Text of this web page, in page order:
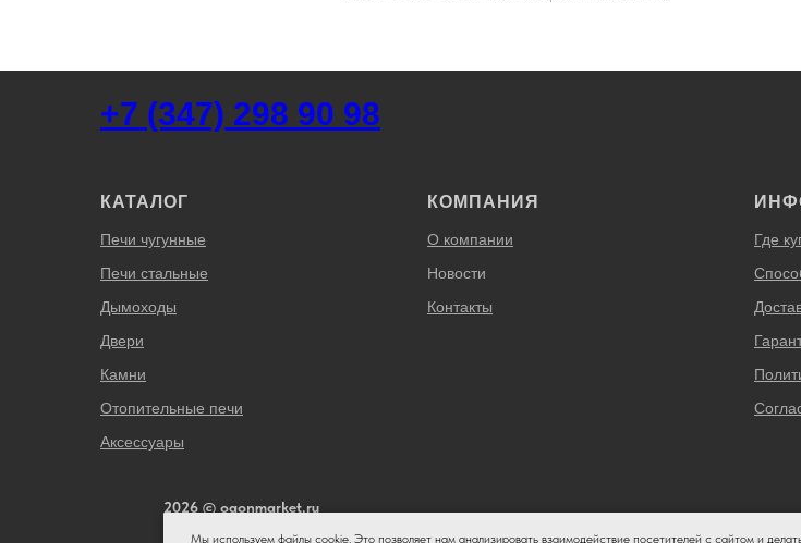
Мы используем файлы cookie. Это позволяет нам анализировать взаимодействие посетителей с сайтом и
+7 (347) 298 90 98
КАТАЛОГ
Печи чугунные
Печи стальные
Дымоходы
Двери
Камни
Отопительные печи
Аксессуары
КОМПАНИЯ
О компании
Новости
Контакты
Где
2026 © ogonmarket.ru